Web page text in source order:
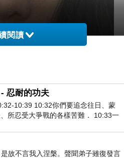
閱讀
忍耐的功夫
10:39 10:32你們要追念往日、蒙
所忍受大爭戰的各樣苦難． 10:33一
患難、成了戲景、叫眾人
故不言我入涅槃。聲聞弟子雖復發言